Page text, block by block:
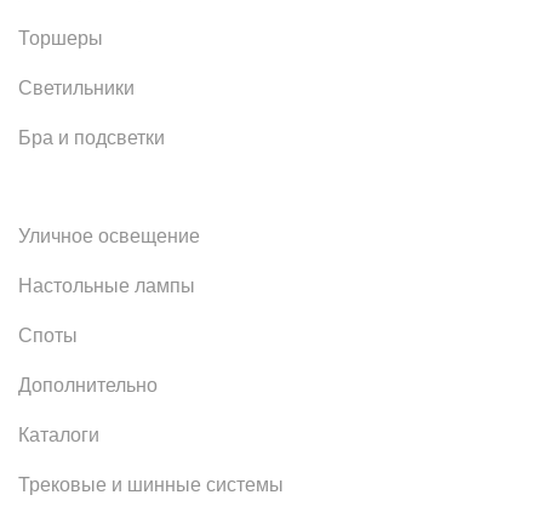
Торшеры
Светильники
Бра и подсветки
Уличное освещение
Настольные лампы
Споты
Дополнительно
Каталоги
Трековые и шинные системы